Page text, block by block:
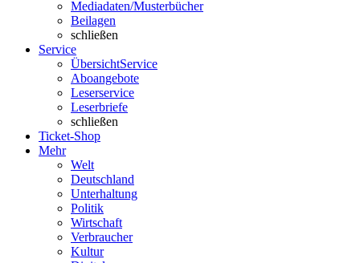
Mediadaten/Musterbücher
Beilagen
schließen
Service
ÜbersichtService
Aboangebote
Leserservice
Leserbriefe
schließen
Ticket-Shop
Mehr
Welt
Deutschland
Unterhaltung
Politik
Wirtschaft
Verbraucher
Kultur